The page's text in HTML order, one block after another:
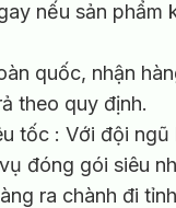
nếu sản phẩm
quốc, nhận
theo quy định.
tốc : Với đội ngũ
đóng gói siêu
ra chành đi